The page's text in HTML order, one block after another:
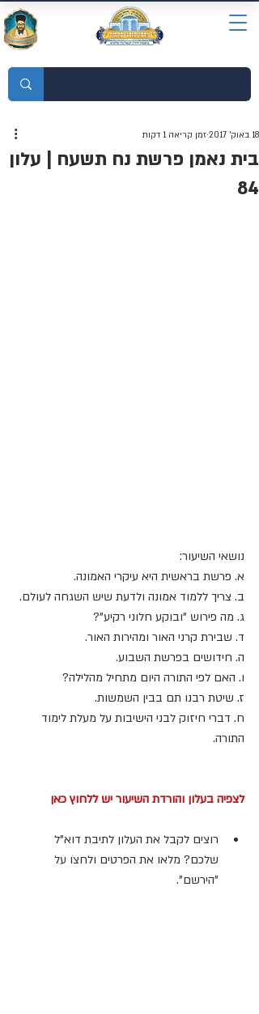
בית נאמן פרשת נח תשעח | עלון
84
18 באוק׳ 2017 זמן קריאה 1 דקות
נושאי השיעור:
א. פרשת בראשית היא עיקרי האמונה.
ב. צריך ללמוד אמונה ולדעת שיש השגחה לעולם.
ג. מה פירוש "ובוקע חלוני רקיע"?
ד. שבירת קרני האור ומהירות האור.
ה. חידושים בפרשת השבוע.
ו. האם לפי התורה היום מתחיל מהלילה?
ז. שיטת רבנו תם בבין השמשות.
ח. דברי חיזוק לבני הישיבות על מעלת לימוד
התורה.
לצפיה בעלון והורדת השיעור יש ללחוץ כאן
רוצים לקבל את העלון לתיבת דוא"ל
שלכם? מלאו את הפרטים ולחצו על
"הירשם".